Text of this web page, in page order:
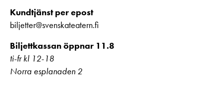
Kundtjänst per epost
biljetter@svenskateatern.fi
Biljettkassan öppnar 11.8
ti-fr kl 12-18
Norra esplanaden 2